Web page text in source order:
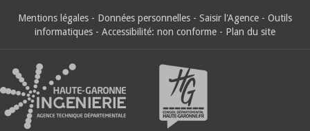
Mentions légales - Données personnelles - Saisir l'Agence - Outils
informatiques - Accessibilité: non conforme - Plan du site